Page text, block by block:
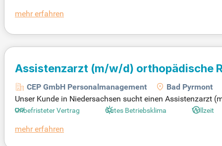
istungsgerechte Vergütung mit zusätzlichen Extras.
mehr erfahren
Assistenzarzt (m/w/d) orthopädische
CEP GmbH Personalmanagement
Bad Pyrmont
Unser Kunde in Niedersachsen sucht einen
tlichen Dienst mit tarifgerechter Bezahlung und
Zudem fördern wir spezielle Schulungen in
Unbefristeter Vertrag Gutes Betriebsklima Vollzeit
mehr erfahren